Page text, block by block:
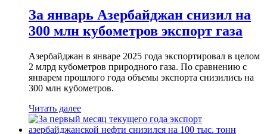
За январь Азербайджан снизил на
300 млн кубометров экспорт газа
Азербайджан в январе 2025 года экспортировал в целом
2 млрд кубометров природного газа. По сравнению с
январем прошлого года объемы экспорта снизились на
300 млн кубометров.
Читать далее